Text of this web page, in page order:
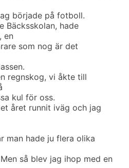
började på fotboll.
Bäcksskolan, hade
en
som nog är det
regnskog, vi åkte till
kul för oss.
året runnit iväg och jag
man hade ju flera olika
så blev jag ihop med en